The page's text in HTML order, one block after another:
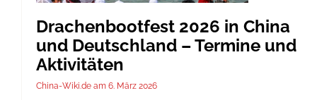
Drachenbootfest 2026 in China
und Deutschland – Termine und
Aktivitäten
China-Wiki.de 6. März 2026